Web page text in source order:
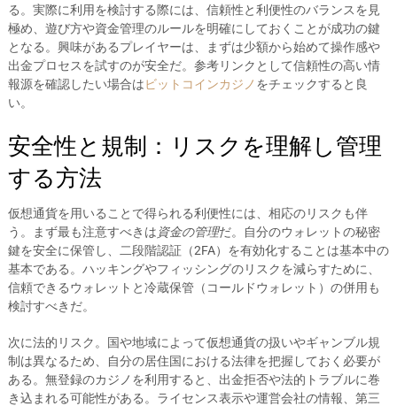
る。実際に利用を検討する際には、信頼性と利便性のバランスを見
極め、遊び方や資金管理のルールを明確にしておくことが成功の鍵
となる。興味があるプレイヤーは、まずは少額から始めて操作感や
出金プロセスを試すのが安全だ。参考リンクとして信頼性の高い情
報源を確認したい場合はビットコインカジノ をチェックすると良
い。
安全性と規制：リスクを理解し管理
する方法
仮想通貨を用いることで得られる利便性には、相応のリスクも伴
う。まず最も注意すべきは資金の管理だ。自分のウォレットの秘密
鍵を安全に保管し、二段階認証（2FA）を有効化することは基本中の
基本である。ハッキングやフィッシングのリスクを減らすために、
信頼できるウォレットと冷蔵保管（コールドウォレット）の併用も
検討すべきだ。
次に法的リスク。国や地域によって仮想通貨の扱いやギャンブル規
制は異なるため、自分の居住国における法律を把握しておく必要が
ある。無登録のカジノを利用すると、出金拒否や法的トラブルに巻
き込まれる可能性がある。ライセンス表示や運営会社の情報、第三